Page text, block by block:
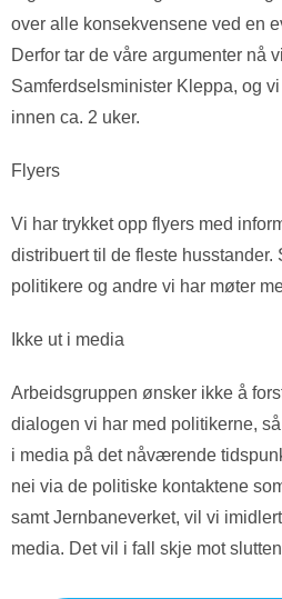
over alle konsekvensene ved en
Derfor tar de våre argumenter nå
Samferdselsminister Kleppa, og
innen ca. 2 uker.
Flyers
Vi har trykket opp flyers med
distribuert til de fleste husstander.
politikere og andre vi har møter
Ikke ut i media
Arbeidsgruppen ønsker ikke å
dialogen vi har med politikerne,
i media på det nåværende
nei via de politiske kontaktene
samt Jernbaneverket, vil vi
media. Det vil i fall skje mot